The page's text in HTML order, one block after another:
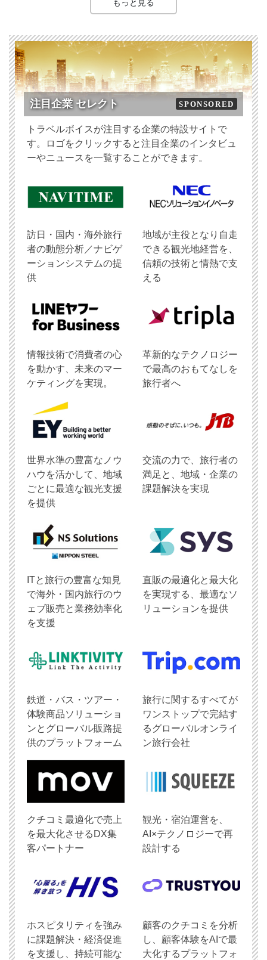
もっと見る
注目企業 セレクト SPONSORED
トラベルボイスが注目する企業の特設サイトで
す。ロゴをクリックすると注目企業のインタビュ
ーやニュースを一覧することができます。
訪日・国内・海外旅行
者の動態分析／ナビゲ
ーションシステムの提
供
地域が主役となり自走
できる観光地経営を、
信頼の技術と情熱で支
える
情報技術で消費者の心
を動かす、未来のマー
ケティングを実現。
革新的なテクノロジー
で最高のおもてなしを
旅行者へ
世界水準の豊富なノウ
ハウを活かして、地域
ごとに最適な観光支援
を提供
交流の力で、旅行者の
満足と、地域・企業の
課題解決を実現
ITと旅行の豊富な知見
で海外・国内旅行のウ
ェブ販売と業務効率化
を支援
直販の最適化と最大化
を実現する、最適なソ
リューションを提供
鉄道・バス・ツアー・
体験商品ソリューショ
ンとグローバル販路提
供のプラットフォーム
旅行に関するすべてが
ワンストップで完結す
るグローバルオンライ
ン旅行会社
クチコミ最適化で売上
を最大化させるDX集
客パートナー
観光・宿泊運営を、
AI×テクノロジーで再
設計する
ホスピタリティを強み
に課題解決・経済促進
を支援し、持続可能な
顧客のクチコミを分析
し、顧客体験をAIで最
大化するプラットフォ